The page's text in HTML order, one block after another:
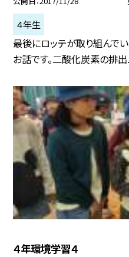
４年生
最後にロッテが取り組んで
お話です。二酸化炭素の排出
４年環境学習４